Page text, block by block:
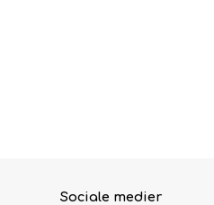
Sociale medier